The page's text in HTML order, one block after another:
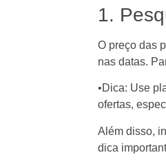
1.
O preço das
nas datas.
•Dica: Use
ofertas,
Além disso,
dica